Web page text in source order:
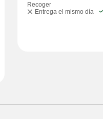
Recoger
Entrega el mismo día